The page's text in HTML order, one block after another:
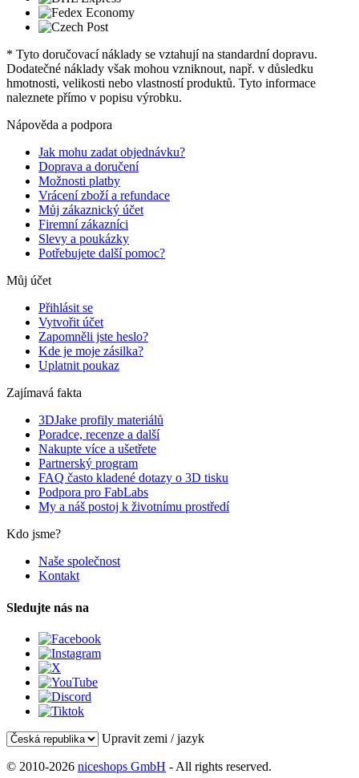
* Tyto doručovací náklady se vztahují na standardní dopravu.
Dodatečné náklady však mohou vzniknout, např. v důsledku
hmotnosti, velikosti nebo vlastností produktů. Tyto informace
naleznete přímo v popisu výrobku.
Nápověda a podpora
Jak mohu zadat objednávku?
Doprava a doručení
Možnosti platby
Vrácení zboží a refundace
Můj zákaznický účet
Firemní zákazníci
Slevy a poukázky
Potřebujete další pomoc?
Můj účet
Přihlásit se
Vytvořit účet
Zapomněli jste heslo?
Kde je moje zásilka?
Uplatnit poukaz
Zajímavá fakta
3DJake profily materiálů
Poradce, recenze a další
Nakupte více a ušetřete
Partnerský program
FAQ často kladené dotazy o 3D tisku
Podpora pro FabLabs
My a náš postoj k životnímu prostředí
Kdo jsme?
Naše společnost
Kontakt
Sledujte nás na
Upravit zemi / jazyk
© 2010-2026 niceshops GmbH - All rights reserved.